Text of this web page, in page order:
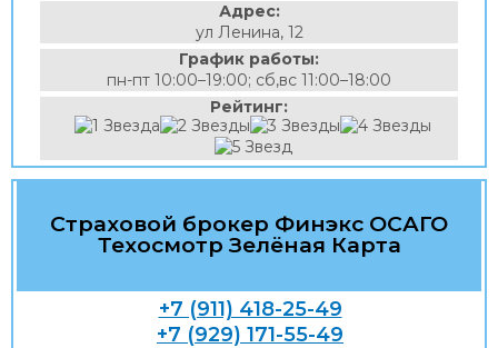
Адрес:
ул Ленина, 12
График работы:
пн-пт 10:00–19:00; сб,вс 11:00–18:00
Рейтинг:
Страховой брокер Финэкс ОСАГО
Техосмотр Зелёная Карта
+7 (911) 418-25-49
+7 (929) 171-55-49